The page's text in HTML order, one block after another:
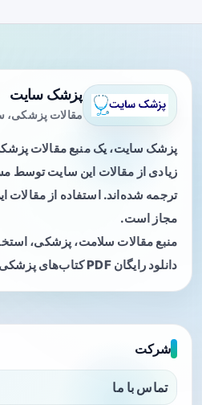
پزشک سایت
مقالات
پزشک سایت، یک منبع مقالات
زیادی از مقالات این سایت توسط
ترجمه شده‌اند. استفاده از مقالات
مجاز است.
منبع مقالات سلامت، پزشکی،
دانلود رایگان PDF کتاب‌های پزشکی.
شرکت
تماس با ما